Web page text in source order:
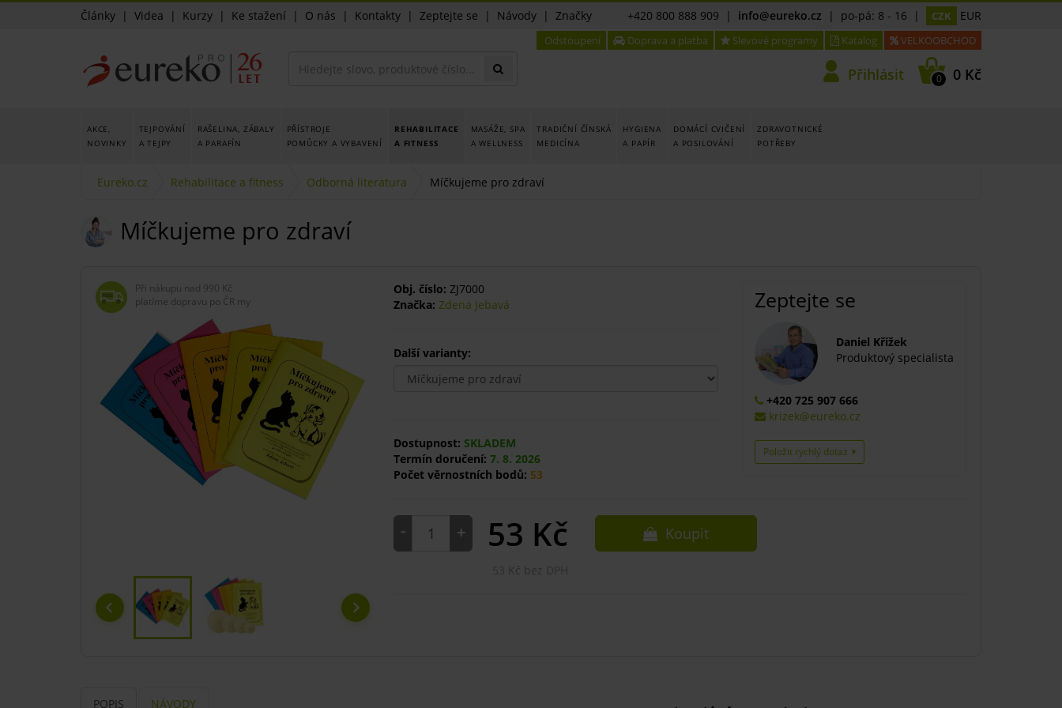
Články | Videa | Kurzy | Ke stažení | O nás | Kontakty | Zeptejte se | Návody | Značky +420 800 888 909 | info@eureko.cz | po-pá: 8 - 16 | CZK EUR
Odstoupení Doprava a platba Slevové programy Katalog VELKOOBCHOD
Přihlásit 0 0 Kč
AKCE,
NOVINKY
TEJPOVÁNÍ
A TEJPY
RAŠELINA, ZÁBALY
A PARAFÍN
PŘÍSTROJE
POMŮCKY A VYBAVENÍ
REHABILITACE
A FITNESS
MASÁŽE, SPA
A WELLNESS
TRADIČNÍ ČÍNSKÁ
MEDICÍNA
HYGIENA
A PAPÍR
DOMÁCÍ CVIČENÍ
A POSILOVÁNÍ
ZDRAVOTNICKÉ
POTŘEBY
Eureko.cz Rehabilitace a fitness Odborná literatura Míčkujeme pro zdraví
Míčkujeme pro zdraví
Při nákupu nad 990 Kč
platíme dopravu po ČR my
Obj. číslo: ZJ7000
Značka: Zdena Jebavá
Další varianty:
Dostupnost: SKLADEM
Termín doručení: 7. 8. 2026
Počet věrnostních bodů: 53
Zeptejte se
Daniel Křížek
Produktový specialista
+420 725 907 666
krizek@eureko.cz
Položit rychlý dotaz
- + 53 Kč Koupit
POPIS NÁVODY